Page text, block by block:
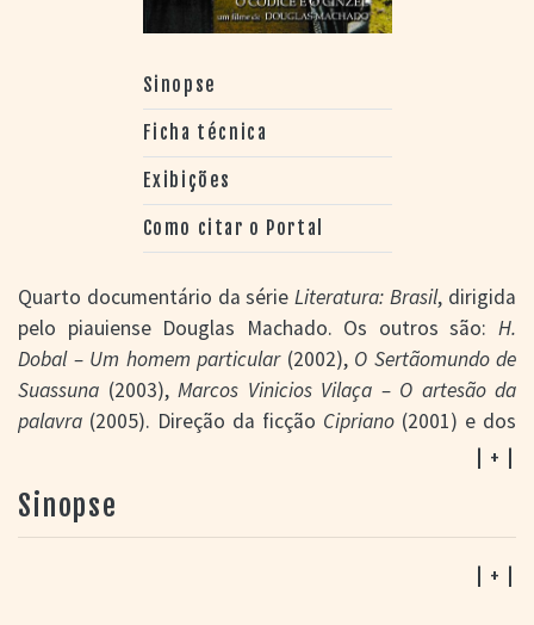
Sinopse
Ficha técnica
Exibições
Como citar o Portal
Quarto documentário da sérieLiteratura: Brasil, dirigida
pelo piauiense Douglas Machado. Os outros são: H.
Dobal – Um homem particular(2002), O Sertãomundo de
Suassuna (2003), Marcos Vinicios Vilaça – O artesão da
palavra (2005). Direção da ficção Cipriano (2001) e dos
(2007, DocTV III),
(2009, DocTV IV),
Wilson Martins – A consciência da crítica.
Luiz Antonio de Assis Brasil é escritor e professor da
| + |
Sinopse
| + |